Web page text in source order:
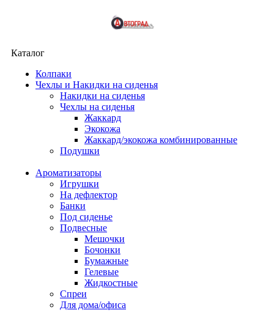
Каталог
Колпаки
Чехлы и Накидки на сиденья
Накидки на сиденья
Чехлы на сиденья
Жаккард
Экокожа
Жаккард/экокожа комбинированные
Подушки
Ароматизаторы
Игрушки
На дефлектор
Банки
Под сиденье
Подвесные
Мешочки
Бочонки
Бумажные
Гелевые
Жидкостные
Спреи
Для дома/офиса